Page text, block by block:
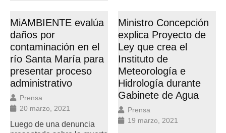
MiAMBIENTE evalúa
daños por
contaminación en el
río Santa María para
presentar proceso
administrativo
Prensa
20 marzo, 2021
Luego de una denuncia
Ministro Concepción
explica Proyecto de
Ley que crea el
Instituto de
Meteorología e
Hidrología durante
Gabinete de Agua
Prensa
19 marzo, 2021